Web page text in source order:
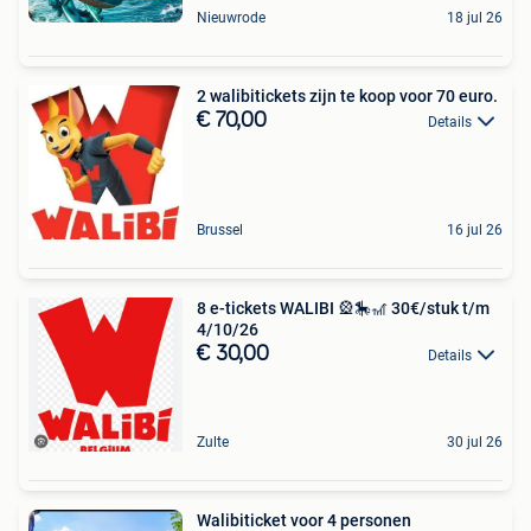
Nieuwrode 18 jul 26
2 walibitickets zijn te koop voor 70 euro.
€ 70,00 Details
Brussel 16 jul 26
8 e-tickets WALIBI 🎡🎠🎢 30€/stuk t/m
4/10/26
€ 30,00 Details
Zulte 30 jul 26
Walibiticket voor 4 personen